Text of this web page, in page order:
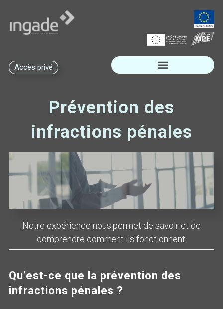
Accès privé
Prévention des
infractions pénales
Notre expérience nous permet de savoir et de
comprendre comment ils fonctionnent.
Qu’est-ce que la prévention des
infractions pénales ?